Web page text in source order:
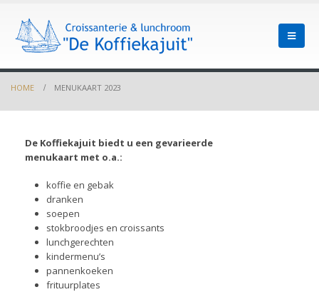
HOME MENUKAART 2023
De Koffiekajuit biedt u een gevarieerde
menukaart met o.a.:
koffie en gebak
dranken
soepen
stokbroodjes en croissants
lunchgerechten
kindermenu’s
pannenkoeken
frituurplates